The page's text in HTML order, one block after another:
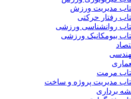
مدیریت ورزش
رفتار حرکتی
روانشناسی ورزشی
بیومکانیک ورزشی
مرمت
مدیریت پروژه و ساخت
برداری